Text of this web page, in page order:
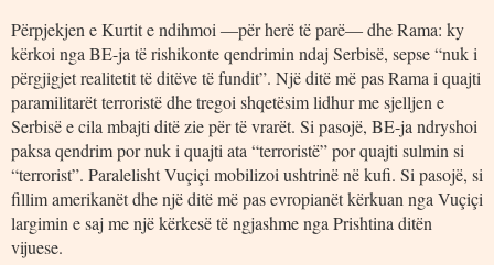
Përpjekjen e Kurtit e ndihmoi ―për herë të parë― dhe Rama: ky
kërkoi nga BE-ja të rishikonte qendrimin ndaj Serbisë, sepse “nuk i
përgjigjet realitetit të ditëve të fundit”. Një ditë më pas Rama i quajti
paramilitarët terroristë dhe tregoi shqetësim lidhur me sjelljen e
Serbisë e cila mbajti ditë zie për të vrarët. Si pasojë, BE-ja ndryshoi
paksa qendrim por nuk i quajti ata “terroristë” por quajti sulmin si
“terrorist”. Paralelisht Vuçiçi mobilizoi ushtrinë në kufi. Si pasojë, si
fillim amerikanët dhe një ditë më pas evropianët kërkuan nga Vuçiçi
largimin e saj me një kërkesë të ngjashme nga Prishtina ditën
vijuese.